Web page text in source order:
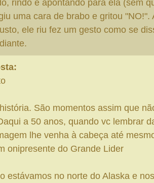
rindo e apontando para ela (sem
uma cara de brabo e gritou "NO!".
ele riu fez um gesto como se
São momentos assim que
a 50 anos, quando vc lembrar
lhe venha à cabeça até
onipresente do Grande Lider
estávamos no norte do Alaska e